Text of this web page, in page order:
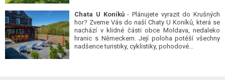
Chata U Koníků- Plánujete vyrazit do Krušných
hor? Zveme Vás do naší Chaty U Koníků, která se
nachází v klidné části obce Moldava, nedaleko
hranic s Německem. Její poloha potěší všechny
nadšence turistiky, cyklistiky, pohodové...